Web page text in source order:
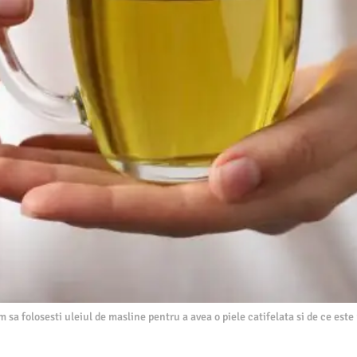
sa folosesti uleiul de masline pentru a avea o piele catifelata si de ce